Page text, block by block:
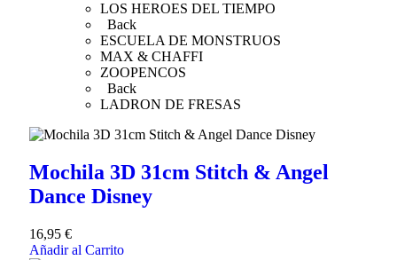
LOS HEROES DEL TIEMPO
Back
ESCUELA DE MONSTRUOS
MAX & CHAFFI
ZOOPENCOS
Back
LADRON DE FRESAS
Mochila 3D 31cm Stitch & Angel
Dance Disney
16,95 €
Añadir al Carrito